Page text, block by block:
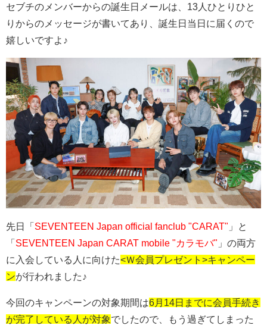
セブチのメンバーからの誕生日メールは、13人ひとりひと
りからのメッセージが書いてあり、誕生日当日に届くので
嬉しいですよ♪
先日「 SEVENTEEN Japan official fanclub "CARAT" 」と
「 SEVENTEEN Japan CARAT mobile "カラモバ" 」の両方
に入会している人に向けた<Ｗ会員プレゼント>キャンペー
ンが行われました♪
今回のキャンペーンの対象期間は6月14日までに会員手続き
が完了している人が対象でしたので、もう過ぎてしまった